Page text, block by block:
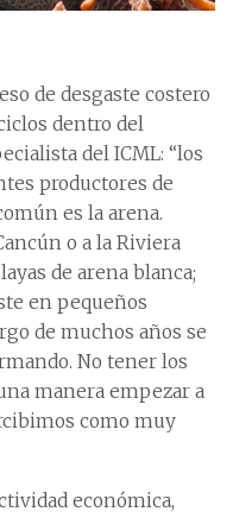
de desgaste costero
dentro del
del ICML: “los
productores de
es la arena.
o a la Riviera
de arena blanca;
en pequeños
de muchos años se
No tener los
manera empezar a
como muy
económica,